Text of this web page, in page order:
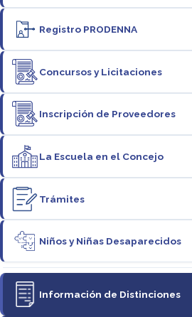
Registro PRODENNA
Concursos y Licitaciones
Inscripción de Proveedores
La Escuela en el Concejo
Trámites
Niños y Niñas Desaparecidos
Información de Distinciones